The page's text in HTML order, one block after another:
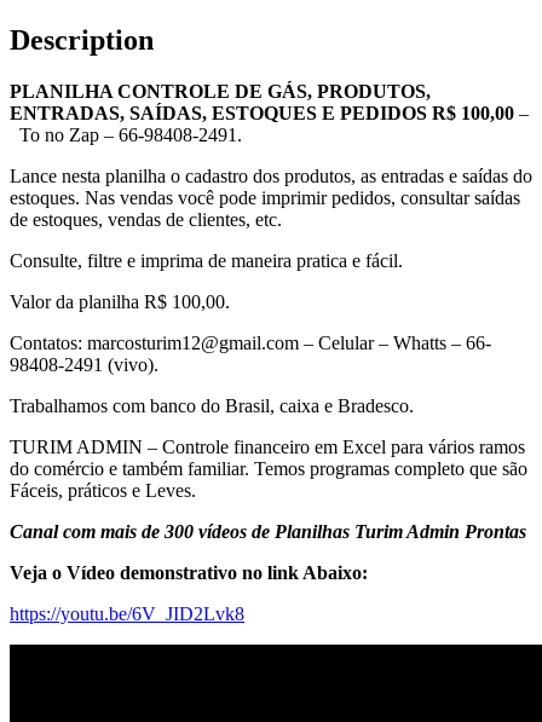
Description
PLANILHA CONTROLE DE GÁS, PRODUTOS,
ENTRADAS, SAÍDAS, ESTOQUES E PEDIDOS R$ 100,00 –
To no Zap – 66-98408-2491.
Lance nesta planilha o cadastro dos produtos, as entradas e saídas do
estoques. Nas vendas você pode imprimir pedidos, consultar saídas
de estoques, vendas de clientes, etc.
Consulte, filtre e imprima de maneira pratica e fácil.
Valor da planilha R$ 100,00.
Contatos: marcosturim12@gmail.com – Celular – Whatts – 66-
98408-2491 (vivo).
Trabalhamos com banco do Brasil, caixa e Bradesco.
TURIM ADMIN – Controle financeiro em Excel para vários ramos
do comércio e também familiar. Temos programas completo que são
Fáceis, práticos e Leves.
Canal com mais de 300 vídeos de Planilhas Turim Admin Prontas
Veja o Vídeo demonstrativo no link Abaixo:
https://youtu.be/6V_JID2Lvk8